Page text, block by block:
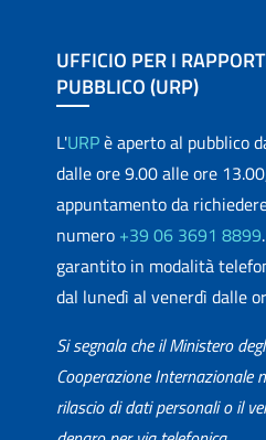
UFFICIO PER I
PUBBLICO (URP)
L'URPè aperto al pubblico
dalle ore 9.00 alle ore
appuntamento da
numero +39 06 3691 8899
garantito in modalità
dal lunedì al venerdì dalle
Si segnala che il Ministero
Cooperazione Internazionale
rilascio di dati personali o il